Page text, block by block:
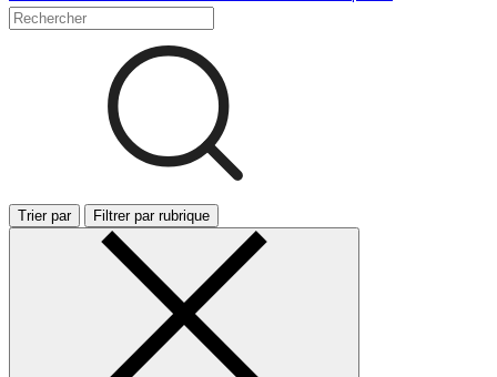
Trier par Filtrer par rubrique